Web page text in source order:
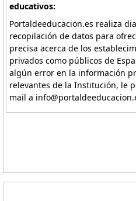
educativos:
Portaldeeducacion.es realiza
recopilación de datos para
precisa acerca de los
privados como públicos de
algún error en la información
relevantes de la Institución, le
mail a